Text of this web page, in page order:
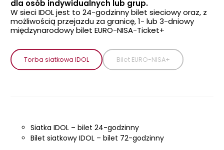
dla osób indywidualnych lub grup.
W sieci IDOL jest to 24-godzinny bilet sieciowy oraz, z
możliwością przejazdu za granicę, 1- lub 3-dniowy
międzynarodowy bilet EURO-NISA-Ticket+
Torba siatkowa IDOL Bilet EURO-NISA+
Siatka IDOL – bilet 24-godzinny
Bilet siatkowy IDOL – bilet 72-godzinny